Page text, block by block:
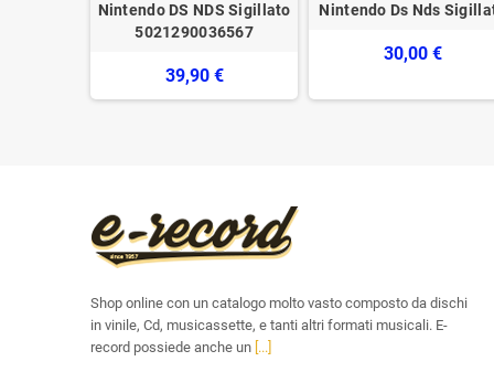
Nintendo DS NDS Sigillato
5021290036567
39,90 €
Nintendo Ds Nds
30,00 €
Shop online con un catalogo molto vasto composto da dischi
in vinile, Cd, musicassette, e tanti altri formati musicali. E-
record possiede anche un [...]